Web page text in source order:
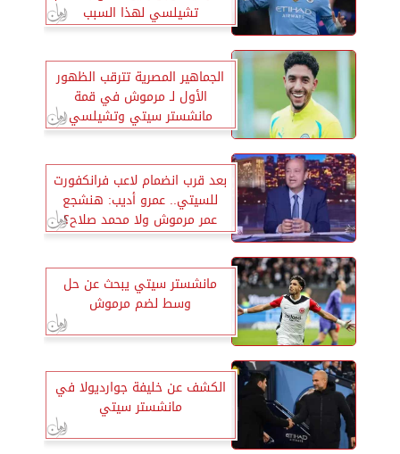
تشيلسي لهذا السبب
الجماهير المصرية تترقب الظهور
الأول لـ مرموش في قمة
مانشستر سيتي وتشيلسي
بعد قرب انضمام لاعب فرانكفورت
للسيتي.. عمرو أديب: هنشجع
عمر مرموش ولا محمد صلاح؟
مانشستر سيتي يبحث عن حل
وسط لضم مرموش
الكشف عن خليفة جوارديولا في
مانشستر سيتي